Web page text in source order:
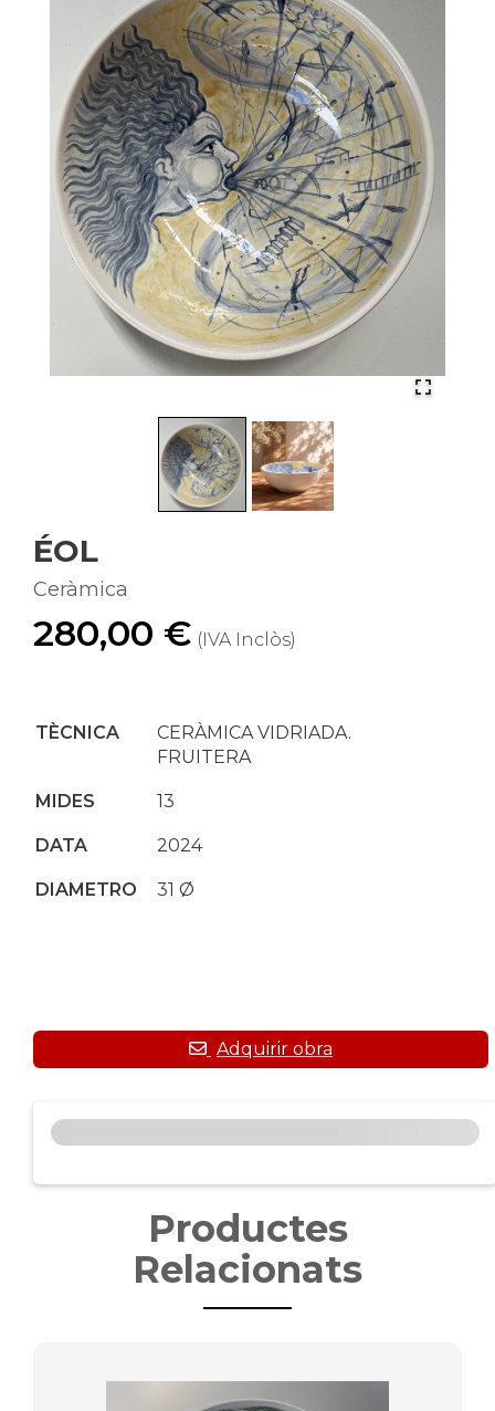
ÉOL
Ceràmica
280,00 € (IVA Inclòs)
TÈCNICA
CERÀMICA VIDRIADA.
FRUITERA
MIDES 13
DATA 2024
DIAMETRO 31 Ø
Productes
Relacionats